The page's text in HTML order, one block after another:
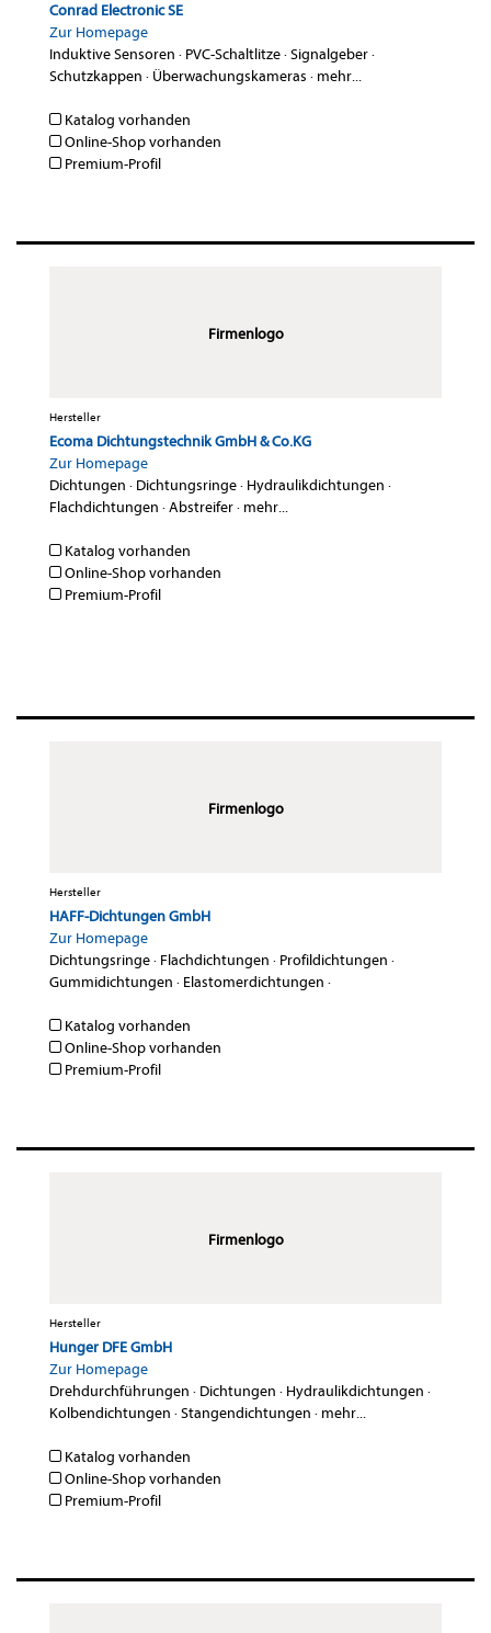
Conrad Electronic SE
Zur Homepage
Induktive Sensoren · PVC-Schaltlitze·Signalgeber·
Schutzkappen · Überwachungskameras · mehr...
Katalog vorhanden
Online-Shop vorhanden
Premium-Profil
Firmenlogo
Hersteller
Ecoma Dichtungstechnik GmbH & Co.KG
Zur Homepage
Dichtungen · Dichtungsringe· Hydraulikdichtungen ·
Flachdichtungen ·Abstreifer· mehr...
Katalog vorhanden
Online-Shop vorhanden
Premium-Profil
Firmenlogo
Hersteller
HAFF-Dichtungen GmbH
Zur Homepage
Dichtungsringe· Flachdichtungen · Profildichtungen ·
Gummidichtungen · Elastomerdichtungen ·
Katalog vorhanden
Online-Shop vorhanden
Premium-Profil
Firmenlogo
Hersteller
Hunger DFE GmbH
Zur Homepage
Drehdurchführungen · Dichtungen · Hydraulikdichtungen ·
Kolbendichtungen ·Stangendichtungen · mehr...
Katalog vorhanden
Online-Shop vorhanden
Premium-Profil